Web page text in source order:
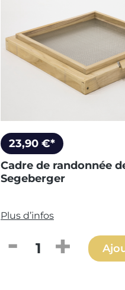
23,90 €*
Cadre de randonnée
Segeberger
Plus d’infos
Quantité de